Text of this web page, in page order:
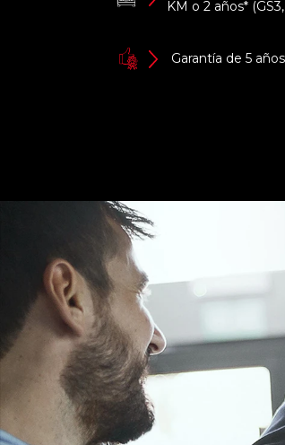
KM o 2 años*
Garantía de 5